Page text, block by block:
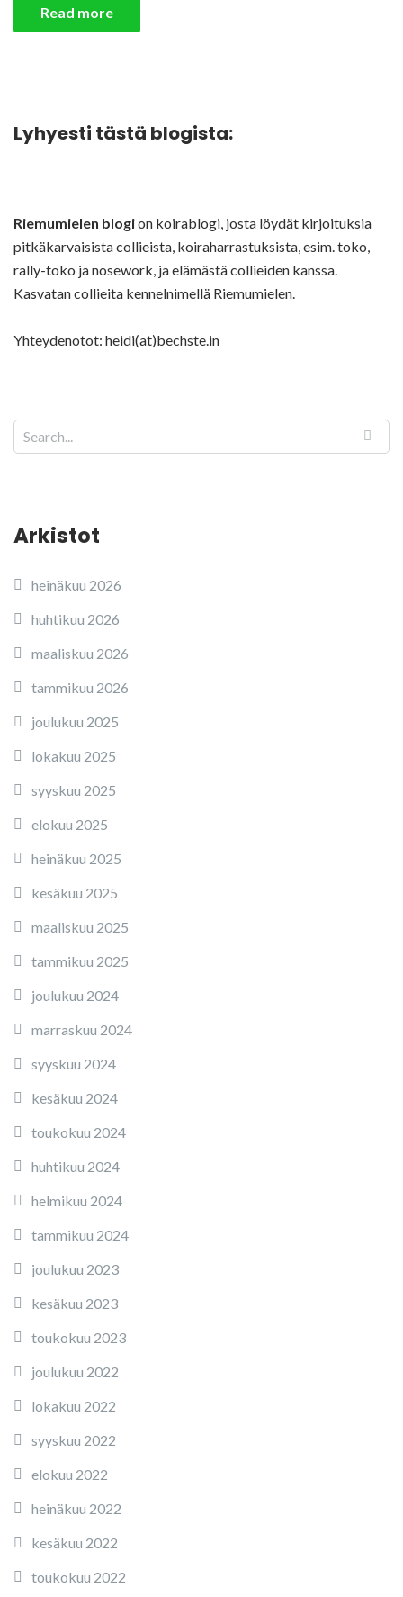
Read more
Lyhyesti tästä blogista:
Riemumielen blogion koirablogi, josta löydät kirjoituksia
pitkäkarvaisista collieista, koiraharrastuksista, esim. toko,
rally-toko ja nosework, ja elämästä collieiden kanssa.
Kasvatan collieita kennelnimellä Riemumielen.
Yhteydenotot: heidi(at)bechste.in
Arkistot
heinäkuu 2026
huhtikuu 2026
maaliskuu 2026
tammikuu 2026
joulukuu 2025
lokakuu 2025
syyskuu 2025
elokuu 2025
heinäkuu 2025
kesäkuu 2025
maaliskuu 2025
tammikuu 2025
joulukuu 2024
marraskuu 2024
syyskuu 2024
kesäkuu 2024
toukokuu 2024
huhtikuu 2024
helmikuu 2024
tammikuu 2024
joulukuu 2023
kesäkuu 2023
toukokuu 2023
joulukuu 2022
lokakuu 2022
syyskuu 2022
elokuu 2022
heinäkuu 2022
kesäkuu 2022
toukokuu 2022